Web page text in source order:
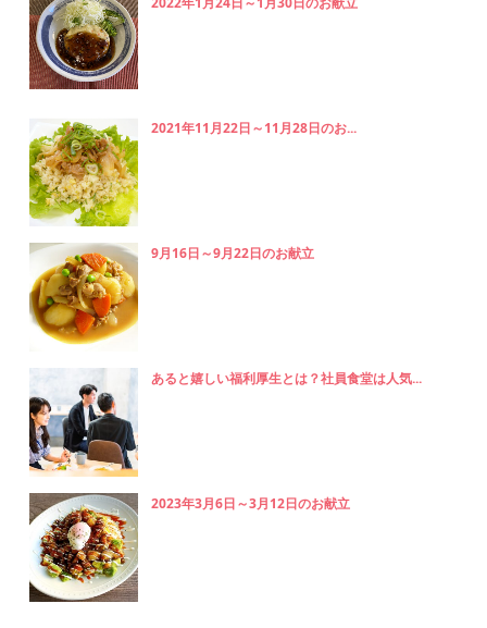
2021年11月22日～11月28日のお...
9月16日～9月22日のお献立
あると嬉しい福利厚生とは？社員食堂は人気...
2023年3月6日～3月12日のお献立